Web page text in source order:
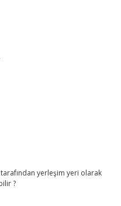
tarafından yerleşim yeri olarak
?